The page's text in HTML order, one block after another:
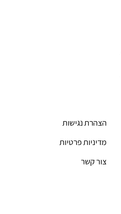
הצהרת נגישות
מדיניות פרטיות
צור קשר